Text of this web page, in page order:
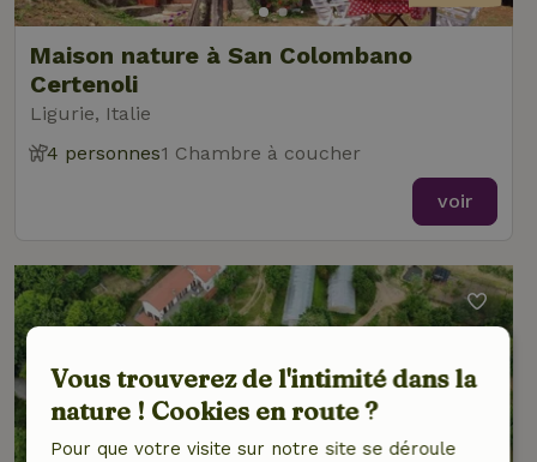
Maison nature à San Colombano
Certenoli
Ligurie, Italie
4 personnes1 Chambre à coucher
voir
Vous trouverez de l'intimité dans la
nature ! Cookies en route ?
Pour que votre visite sur notre site se déroule